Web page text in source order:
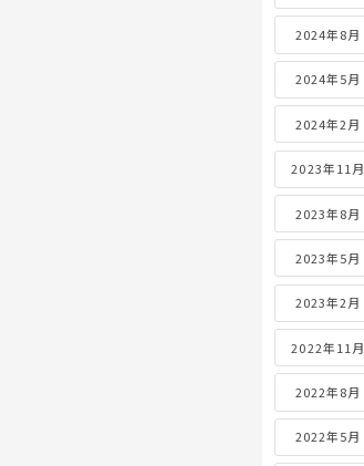
2024年8月
2024年5月
2024年2月
2023年11月
2023年8月
2023年5月
2023年2月
2022年11月
2022年8月
2022年5月